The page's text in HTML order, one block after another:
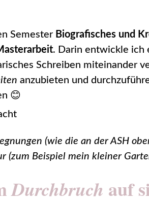
Semester Biografisches und
. Darin entwickle ich
Schreiben miteinander
anzubieten und
😊
(wie die an der ASH
(zum Beispiel mein kleiner
Durchbruch auf